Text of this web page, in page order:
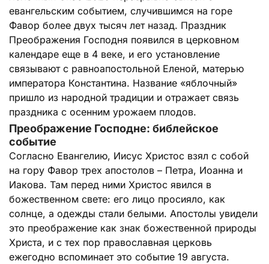
евангельским событием, случившимся на горе
Фавор более двух тысяч лет назад. Праздник
Преображения Господня появился в церковном
календаре еще в 4 веке, и его установление
связывают с равноапостольной Еленой, матерью
императора Константина. Название «яблочный»
пришло из народной традиции и отражает связь
праздника с осенним урожаем плодов.
Преображение Господне: библейское
событие
Согласно Евангелию, Иисус Христос взял с собой
на гору Фавор трех апостолов – Петра, Иоанна и
Иакова. Там перед ними Христос явился в
божественном свете: его лицо просияло, как
солнце, а одежды стали белыми. Апостолы увидели
это преображение как знак божественной природы
Христа, и с тех пор православная церковь
ежегодно вспоминает это событие 19 августа.